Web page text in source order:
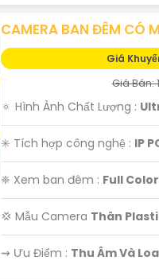
CAMERA BAN ĐÊM CÓ
Giá
Giá Bán:
🔅 Hình Ành Chất Lượng :
✳️ Tích hợp công nghệ : IP
❈ Xem ban đêm : Full
💢 Mẫu Camera Thân
️⇝ Ưu Điểm : Thu Âm Và